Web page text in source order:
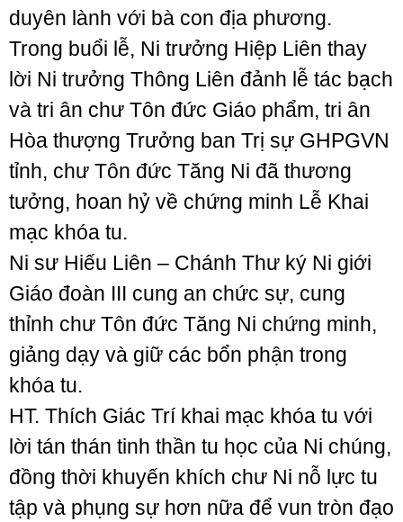
duyên lành với bà con địa phương.
Trong buổi lễ, Ni trưởng Hiệp Liên thay
lời Ni trưởng Thông Liên đảnh lễ tác bạch
và tri ân chư Tôn đức Giáo phẩm, tri ân
Hòa thượng Trưởng ban Trị sự GHPGVN
tỉnh, chư Tôn đức Tăng Ni đã thương
tưởng, hoan hỷ về chứng minh Lễ Khai
mạc khóa tu.
Ni sư Hiếu Liên – Chánh Thư ký Ni giới
Giáo đoàn III cung an chức sự, cung
thỉnh chư Tôn đức Tăng Ni chứng minh,
giảng dạy và giữ các bổn phận trong
khóa tu.
HT. Thích Giác Trí khai mạc khóa tu với
lời tán thán tinh thần tu học của Ni chúng,
đồng thời khuyến khích chư Ni nỗ lực tu
tập và phụng sự hơn nữa để vun tròn đạo